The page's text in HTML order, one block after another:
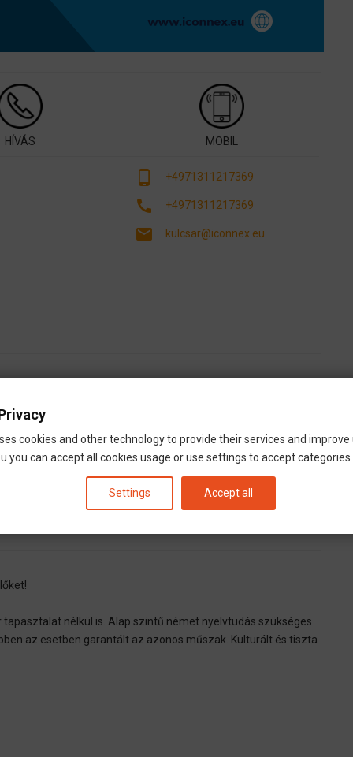
HÍVÁS MOBIL
phone_android +4971311217369
call +4971311217369
email kulcsar@iconnex.eu
nélkül is. Alap szintű német nyelvtudás szükséges
az esetben garantált az azonos műszak. Kulturált és tiszta
cookies and other technology to provide their services and improve
you can accept all cookies usage or use settings to accept categories
Settings Accept all